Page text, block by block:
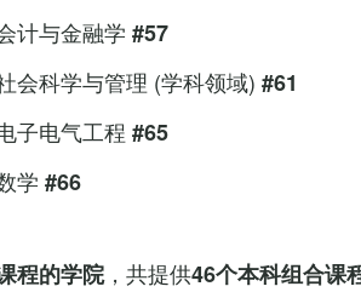
计与金融学 #57
会科学与管理 (学科领域) #61
子电气工程 #65
学 #66
程的学院，共提供46个本科组合课